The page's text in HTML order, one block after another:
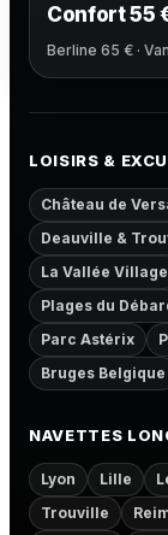
Confort 55
Berline 65 € ·
LOISIRS &
Château de
Deauville &
La Vallée Village
Plages du
Parc Astérix
Bruges Belgique
NAVETTES
Lyon Lille
Trouville